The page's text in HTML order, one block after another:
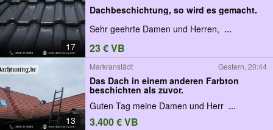
17
Dachbeschichtung, so wird es gemacht.
Sehr geehrte Damen und Herren, ...
23 € VB
13
Markranstädt Gestern, 20:44
Das Dach in einem anderen Farbton
beschichten als zuvor.
Guten Tag meine Damen und Herr ...
3.400 € VB